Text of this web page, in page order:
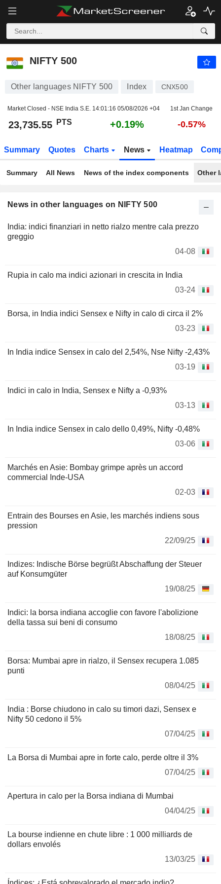
NIFTY 500
NIFTY 500
Other languages NIFTY 500 Index CNX500
Market Closed - NSE India S.E. 14:01:16 05/08/2026 +04 1st Jan Change
23,735.55 PTS +0.19% -0.57%
Summary Quotes Charts News Heatmap
Summary All News News of the index components Other
News in other languages on NIFTY 500
India: indici finanziari in netto rialzo mentre cala prezzo
greggio
04-08
Rupia in calo ma indici azionari in crescita in India
03-24
Borsa, in India indici Sensex e Nifty in calo di circa il 2%
03-23
In India indice Sensex in calo del 2,54%, Nse Nifty -2,43%
03-19
Indici in calo in India, Sensex e Nifty a -0,93%
03-13
In India indice Sensex in calo dello 0,49%, Nifty -0,48%
03-06
Marchés en Asie: Bombay grimpe après un accord
commercial Inde-USA
02-03
Entrain des Bourses en Asie, les marchés indiens sous
pression
22/09/25
Indizes: Indische Börse begrüßt Abschaffung der Steuer
auf Konsumgüter
19/08/25
Indici: la borsa indiana accoglie con favore l'abolizione
della tassa sui beni di consumo
18/08/25
Borsa: Mumbai apre in rialzo, il Sensex recupera 1.085
punti
08/04/25
India : Borse chiudono in calo su timori dazi, Sensex e
Nifty 50 cedono il 5%
07/04/25
La Borsa di Mumbai apre in forte calo, perde oltre il 3%
07/04/25
Apertura in calo per la Borsa indiana di Mumbai
04/04/25
La bourse indienne en chute libre : 1 000 milliards de
dollars envolés
13/03/25